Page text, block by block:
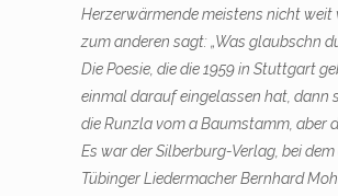
Herzerwärmende meistens nicht weit
zum anderen sagt: „Was glaubschn
Die Poesie, die die 1959 in Stuttgart
einmal darauf eingelassen hat, dann
die Runzla vom a Baumstamm, aber
Es war der Silberburg-Verlag, bei
Tübinger Liedermacher Bernhard